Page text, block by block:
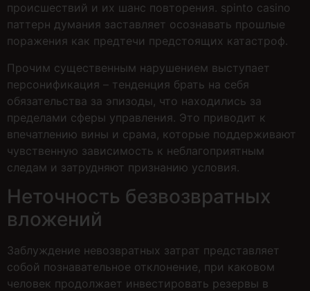
происшествий и их шанс повторения. spinto casino
паттерн думания заставляет осознавать прошлые
поражения как предтечи предстоящих катастроф.
Прочим существенным нарушением выступает
персонификация – тенденция брать на себя
обязательства за эпизоды, что находились за
пределами сферы управления. Это приводит к
впечатлению вины и срама, которые поддерживают
чувственную зависимость к неблагоприятным
следам и затрудняют признанию условия.
Неточность безвозвратных
вложений
Заблуждение невозвратных затрат представляет
собой познавательное отклонение, при каковом
человек продолжает инвестировать резервы в